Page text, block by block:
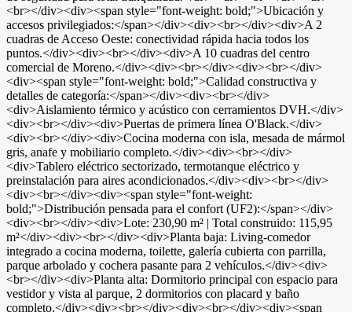
<br></div><div><span style="font-weight: bold;">Ubicación y
accesos privilegiados:</span></div><div><br></div><div>A 2
cuadras de Acceso Oeste: conectividad rápida hacia todos los
puntos.</div><div><br></div><div>A 10 cuadras del centro
comercial de Moreno.</div><div><br></div><div><br></div>
<div><span style="font-weight: bold;">Calidad constructiva y
detalles de categoría:</span></div><div><br></div>
<div>Aislamiento térmico y acústico con cerramientos DVH.</div>
<div><br></div><div>Puertas de primera línea O'Black.</div>
<div><br></div><div>Cocina moderna con isla, mesada de mármol
gris, anafe y mobiliario completo.</div><div><br></div>
<div>Tablero eléctrico sectorizado, termotanque eléctrico y
preinstalación para aires acondicionados.</div><div><br></div>
<div><br></div><div><span style="font-weight:
bold;">Distribución pensada para el confort (UF2):</span></div>
<div><br></div><div>Lote: 230,90 m² | Total construido: 115,95
m²</div><div><br></div><div>Planta baja: Living-comedor
integrado a cocina moderna, toilette, galería cubierta con parrilla,
parque arbolado y cochera pasante para 2 vehículos.</div><div>
<br></div><div>Planta alta: Dormitorio principal con espacio para
vestidor y vista al parque, 2 dormitorios con placard y baño
completo.</div><div><br></div><div><br></div><div><span